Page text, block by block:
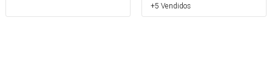
+5 Vendidos